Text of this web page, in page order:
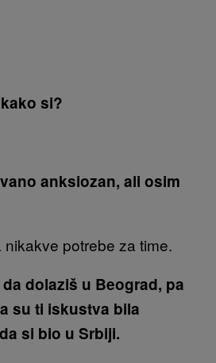
si?
anksiozan, ali osim
potrebe za time.
dolaziš u Beograd, pa
su ti iskustva bila
si bio u Srbiji.